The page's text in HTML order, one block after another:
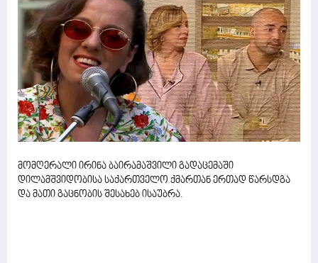
მომღერალი ირინა ბაირამაშვილი გადაცემაში
დილამშვიდობისა საქართველო ქმართან ერთად წარსდგა
და მათი გაცნობის შესახებ ისაუბრა.